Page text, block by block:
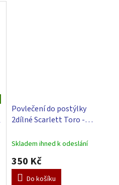
Povlečení do postýlky
2dílné Scarlett Toro -
Skladem ihned k odeslání
350 Kč
Do košíku